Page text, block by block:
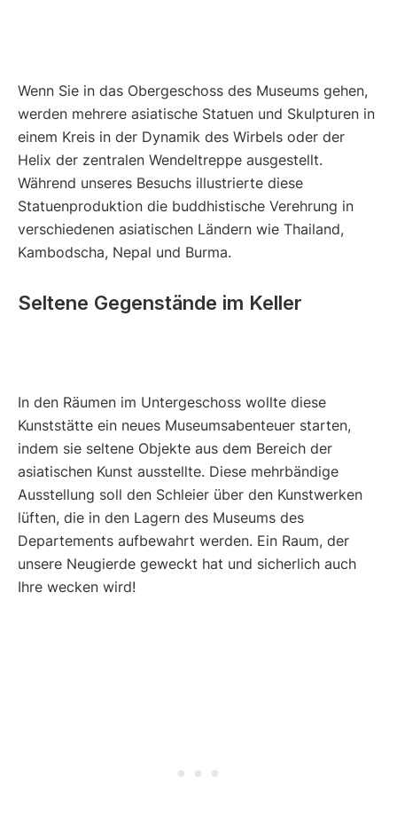
Wenn Sie in das Obergeschoss des Museums gehen,
werden mehrere asiatische Statuen und Skulpturen in
einem Kreis in der Dynamik des Wirbels oder der
Helix der zentralen Wendeltreppe ausgestellt.
Während unseres Besuchs illustrierte diese
Statuenproduktion die buddhistische Verehrung in
verschiedenen asiatischen Ländern wie Thailand,
Kambodscha, Nepal und Burma.
Seltene Gegenstände im Keller
In den Räumen im Untergeschoss wollte diese
Kunststätte ein neues Museumsabenteuer starten,
indem sie seltene Objekte aus dem Bereich der
asiatischen Kunst ausstellte. Diese mehrbändige
Ausstellung soll den Schleier über den Kunstwerken
lüften, die in den Lagern des Museums des
Departements aufbewahrt werden. Ein Raum, der
unsere Neugierde geweckt hat und sicherlich auch
Ihre wecken wird!